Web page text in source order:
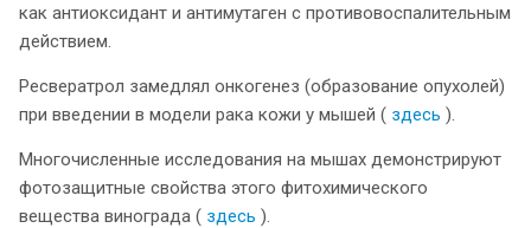
как антиоксидант и антимутаген с противовоспалительным
действием.
Ресвератрол замедлял онкогенез (образование опухолей)
при введении в модели рака кожи у мышей ( здесь ).
Многочисленные исследования на мышах демонстрируют
фотозащитные свойства этого фитохимического
вещества винограда ( здесь ).